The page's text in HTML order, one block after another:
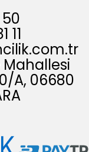
50
11
Mahallesi
A, 06680